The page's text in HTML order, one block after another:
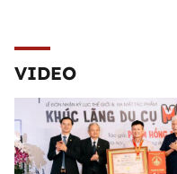
VIDEO